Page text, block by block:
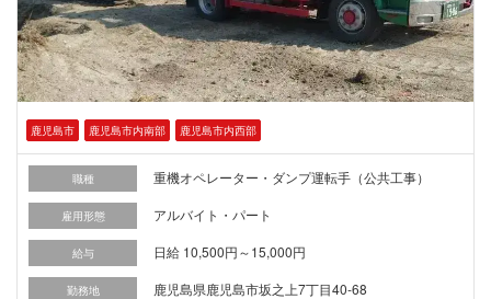
鹿児島市 鹿児島市内南部 鹿児島市内西部
職種 重機オペレーター・ダンプ運転手（公共工事）
雇用形態 アルバイト・パート
給与 日給 10,500円～15,000円
勤務地 鹿児島県鹿児島市坂之上7丁目40-68